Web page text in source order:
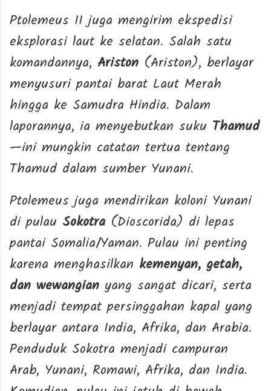
Ptolemeus II juga mengirim ekspedisi
eksplorasi laut ke selatan. Salah satu
komandannya, Ariston (Ariston), berlayar
menyusuri pantai barat Laut Merah
hingga ke Samudra Hindia. Dalam
laporannya, ia menyebutkan suku Thamud
—ini mungkin catatan tertua tentang
Thamud dalam sumber Yunani.
Ptolemeus juga mendirikan koloni Yunani
di pulau Sokotra (Dioscorida) di lepas
pantai Somalia/Yaman. Pulau ini penting
karena menghasilkan kemenyan, getah,
dan wewangian yang sangat dicari, serta
menjadi tempat persinggahan kapal yang
berlayar antara India, Afrika, dan Arabia.
Penduduk Sokotra menjadi campuran
Arab, Yunani, Romawi, Afrika, dan India.